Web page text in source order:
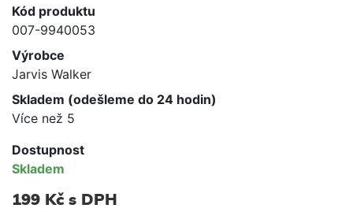
Kód produktu
007-9940053
Výrobce
Jarvis Walker
Skladem (odešleme do 24 hodin)
Více než 5
Dostupnost
Skladem
199 Kč s DPH